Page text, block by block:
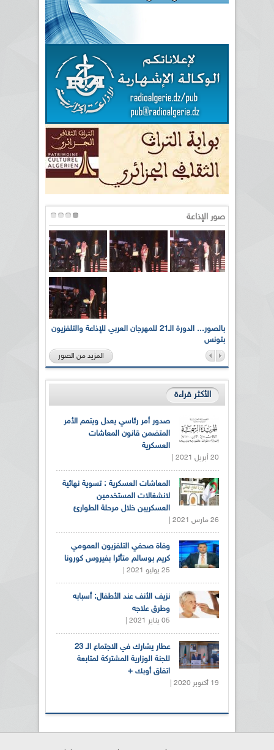
صور الإذاعة
بالصور... الدورة الـ21 للمهرجان العربي للإذاعة والتلفزيون
بتونس
المزيد من الصور
الأكثر قراءة
صدور أمر رئاسي يعدل ويتمم الأمر
المتضمن قانون المعاشات
العسكرية
20 أبريل 2021 |
المعاشات العسكرية : تسوية نهائية
لانشغالات المستخدمين
العسكريين خلال مرحلة الطوارئ
26 مارس 2021 |
وفاة صحفي التلفزيون العمومي
كريم بوسالم متأثرا بفيروس كورونا
25 يوليو 2021 |
نزيف الأنف عند الأطفال: أسبابه
وطرق علاجه
05 يناير 2021 |
عطار يشارك في الاجتماع الـ 23
للجنة الوزارية المشتركة لمتابعة
اتفاق أوبك +
19 أكتوبر 2020 |